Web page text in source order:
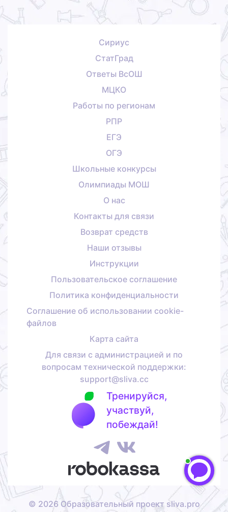
Сириус
СтатГрад
Ответы ВсОШ
МЦКО
Работы по регионам
РПР
ЕГЭ
ОГЭ
Школьные конкурсы
Олимпиады МОШ
О нас
Контакты для связи
Возврат средств
Наши отзывы
Инструкции
Пользовательское соглашение
Политика конфиденциальности
Соглашение об использовании cookie-
файлов
Карта сайта
Для связи с администрацией и по
вопросам технической поддержки:
support@sliva.cc
Тренируйся,
участвуй,
побеждай!
© 2026 Образовательный проект sliva.pro